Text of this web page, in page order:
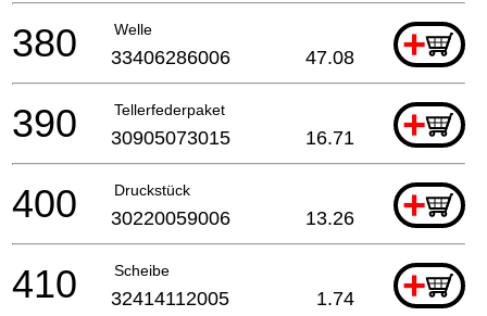
Welle +
380 33406286006 47.08
Tellerfederpaket +
390 30905073015 16.71
Druckstück +
400 30220059006 13.26
Scheibe +
410 32414112005 1.74